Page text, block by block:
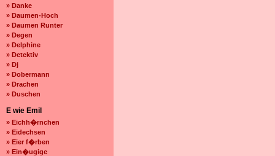
» Danke
» Daumen-Hoch
» Daumen Runter
» Degen
» Delphine
» Detektiv
» Dj
» Dobermann
» Drachen
» Duschen
E wie Emil
» Eichh�rnchen
» Eidechsen
» Eier f�rben
» Ein�ugige